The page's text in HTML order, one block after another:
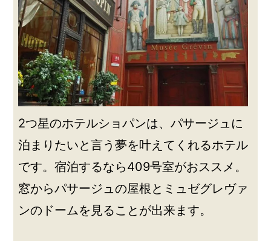
2つ星のホテルショパンは、パサージュに
泊まりたいと言う夢を叶えてくれるホテル
です。宿泊するなら409号室がおススメ。
窓からパサージュの屋根とミュゼグレヴァ
ンのドームを見ることが出来ます。